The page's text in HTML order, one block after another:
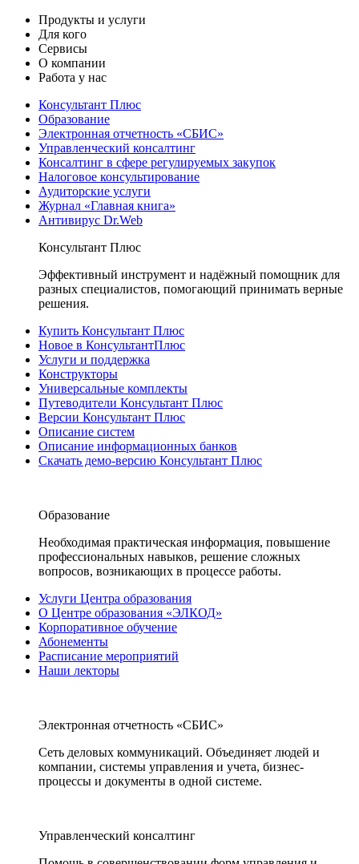
Продукты и услуги
Для кого
Сервисы
О компании
Работа у нас
Консультант Плюс
Образование
Электронная отчетность «СБИС»
Управленческий консалтинг
Консалтинг в сфере регулируемых закупок
Налоговое консультирование
Аудиторские услуги
Журнал «Главная книга»
Антивирус Dr.Web
Консультант Плюс
Эффективный инструмент и надёжный помощник для
разных специалистов, помогающий принимать верные
решения.
Купить Консультант Плюс
Новое в КонсультантПлюс
Услуги и поддержка
Конструкторы
Универсальные комплекты
Путеводители Консультант Плюс
Версии Консультант Плюс
Описание систем
Описание информационных банков
Скачать демо-версию Консультант Плюс
Образование
Необходимая практическая информация, повышение
профессиональных навыков, решение сложных
вопросов, возникающих в процессе работы.
Услуги Центра образования
О Центре образования «ЭЛКОД»
Корпоративное обучение
Абонементы
Расписание мероприятий
Наши лекторы
Электронная отчетность «СБИС»
Сеть деловых коммуникаций. Объединяет людей и
компании, системы управления и учета, бизнес-
процессы и документы в одной системе.
Управленческий консалтинг